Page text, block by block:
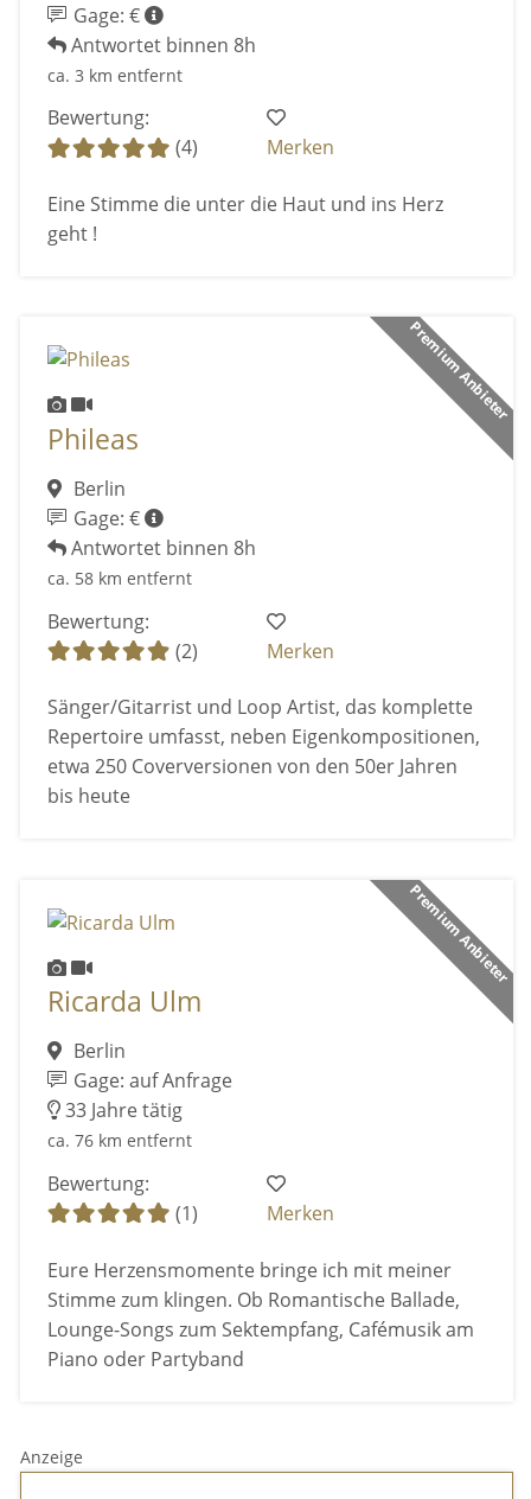
Gage: €
Antwortet binnen 8h
ca. 3 km entfernt
Bewertung:
(4)
Merken
Eine Stimme die unter die Haut und ins Herz
geht !
Premium Anbieter
Phileas
Berlin
Gage: €
Antwortet binnen 8h
ca. 58 km entfernt
Bewertung:
(2)
Merken
Sänger/Gitarrist und Loop Artist, das komplette
Repertoire umfasst, neben Eigenkompositionen,
etwa 250 Coverversionen von den 50er Jahren
bis heute
Premium Anbieter
Ricarda Ulm
Berlin
Gage: auf Anfrage
33 Jahre tätig
ca. 76 km entfernt
Bewertung:
(1)
Merken
Eure Herzensmomente bringe ich mit meiner
Stimme zum klingen. Ob Romantische Ballade,
Lounge-Songs zum Sektempfang, Cafémusik am
Piano oder Partyband
Anzeige